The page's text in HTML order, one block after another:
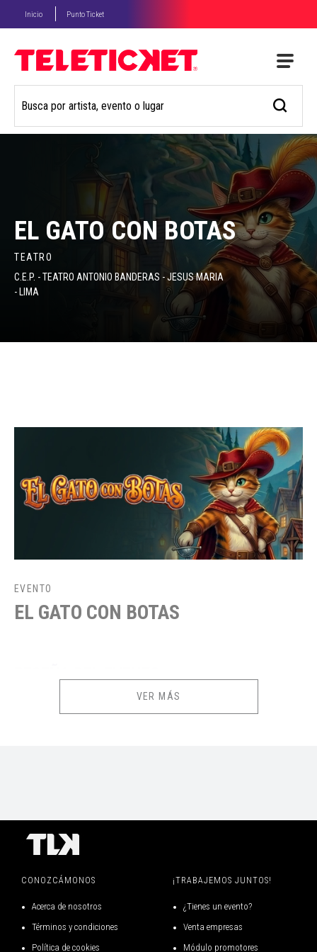
Inicio Punto Ticket
EL GATO CON BOTAS
TEATRO
C.E.P. - TEATRO ANTONIO BANDERAS - JESUS MARIA
- LIMA
EVENTO
EL GATO CON BOTAS
destino de su amo para siempre.
A través de ingeniosos engaños, regalos al Rey y un épico
enfrentamiento contra un temible ogro cambiaformas, el ""Gato con
Carabás. ¡Una historia llena de humor y astucia que nos demuestra que,
con confianza y picardía, cualquier ueño se puede alcanzar! ¿Logrará el
Marqués conquistar el corazón de la princesa y quedarse con el
VER MÁS
CONOZCÁMONOS
Acerca de nosotros
Términos y condiciones
Política de cookies
¡TRABAJEMOS JUNTOS!
¿Tienes un evento?
Venta empresas
Módulo promotores